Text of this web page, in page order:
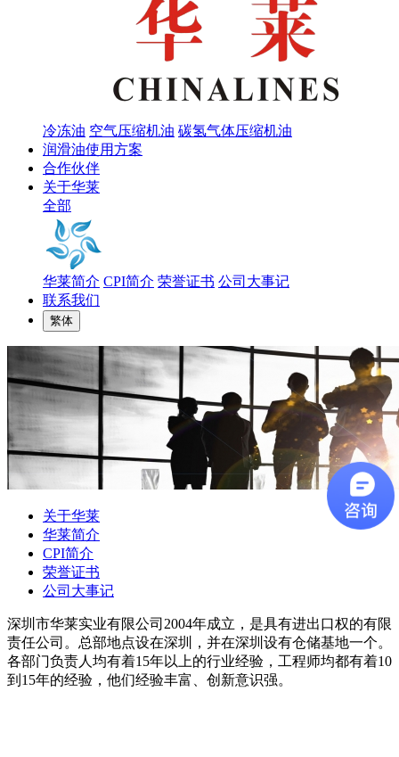
冷冻油 空气压缩机油 碳氢气体压缩机油
润滑油使用方案
合作伙伴
关于华莱
全部
华莱简介 CPI简介 荣誉证书 公司大事记
联系我们
繁体
关于华莱
华莱简介
CPI简介
荣誉证书
公司大事记
深圳市华莱实业有限公司2004年成立，是具有进出口权的有限
责任公司。总部地点设在深圳，并在深圳设有仓储基地一个。
各部门负责人均有着15年以上的行业经验，工程师均都有着10
到15年的经验，他们经验丰富、创新意识强。